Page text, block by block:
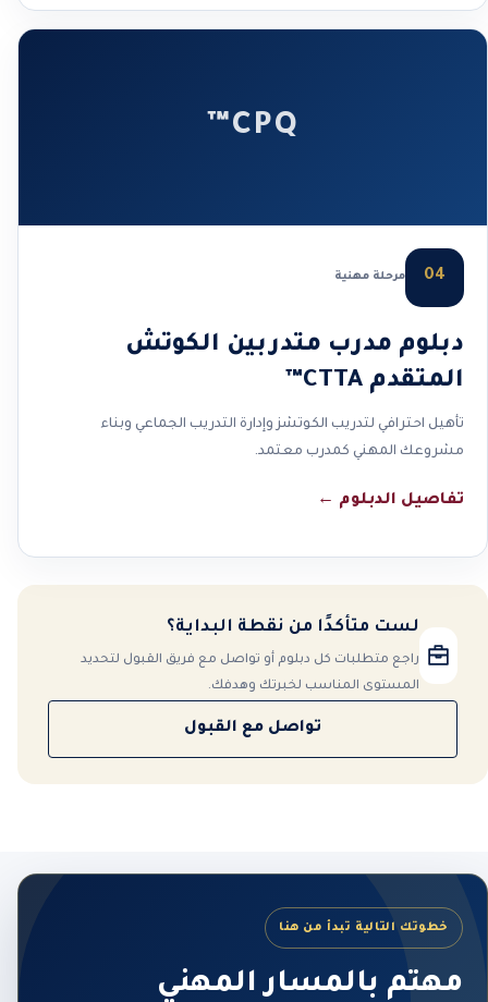
CPQ™
04 مرحلة مهنية
دبلوم مدرب متدربين الكوتش
المتقدم CTTA™
تأهيل احترافي لتدريب الكوتشز وإدارة التدريب الجماعي وبناء
مشروعك المهني كمدرب معتمد.
تفاصيل الدبلوم ←
لست متأكدًا من نقطة البداية؟
راجع متطلبات كل دبلوم أو تواصل مع فريق القبول لتحديد
المستوى المناسب لخبرتك وهدفك.
تواصل مع القبول
خطوتك التالية تبدأ من هنا
مهتم بالمسار المهني